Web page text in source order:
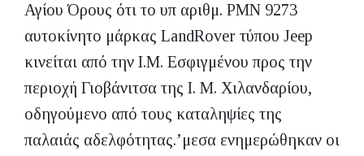
Αγίου Όρους ότι το υπ αριθμ. ΡΜΝ 9273
αυτοκίνητο μάρκας LandRover τύπου Jeep
κινείται από την Ι.Μ. Εσφιγμένου προς την
περιοχή Γιοβάνιτσα της Ι. Μ. Χιλανδαρίου,
οδηγούμενο από τους καταληψίες της
παλαιάς αδελφότητας.ʼμεσα ενημερώθηκαν οι